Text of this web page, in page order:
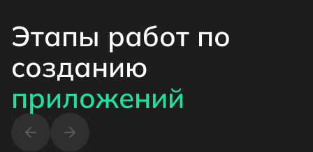
Этапы работ по
созданию
приложений